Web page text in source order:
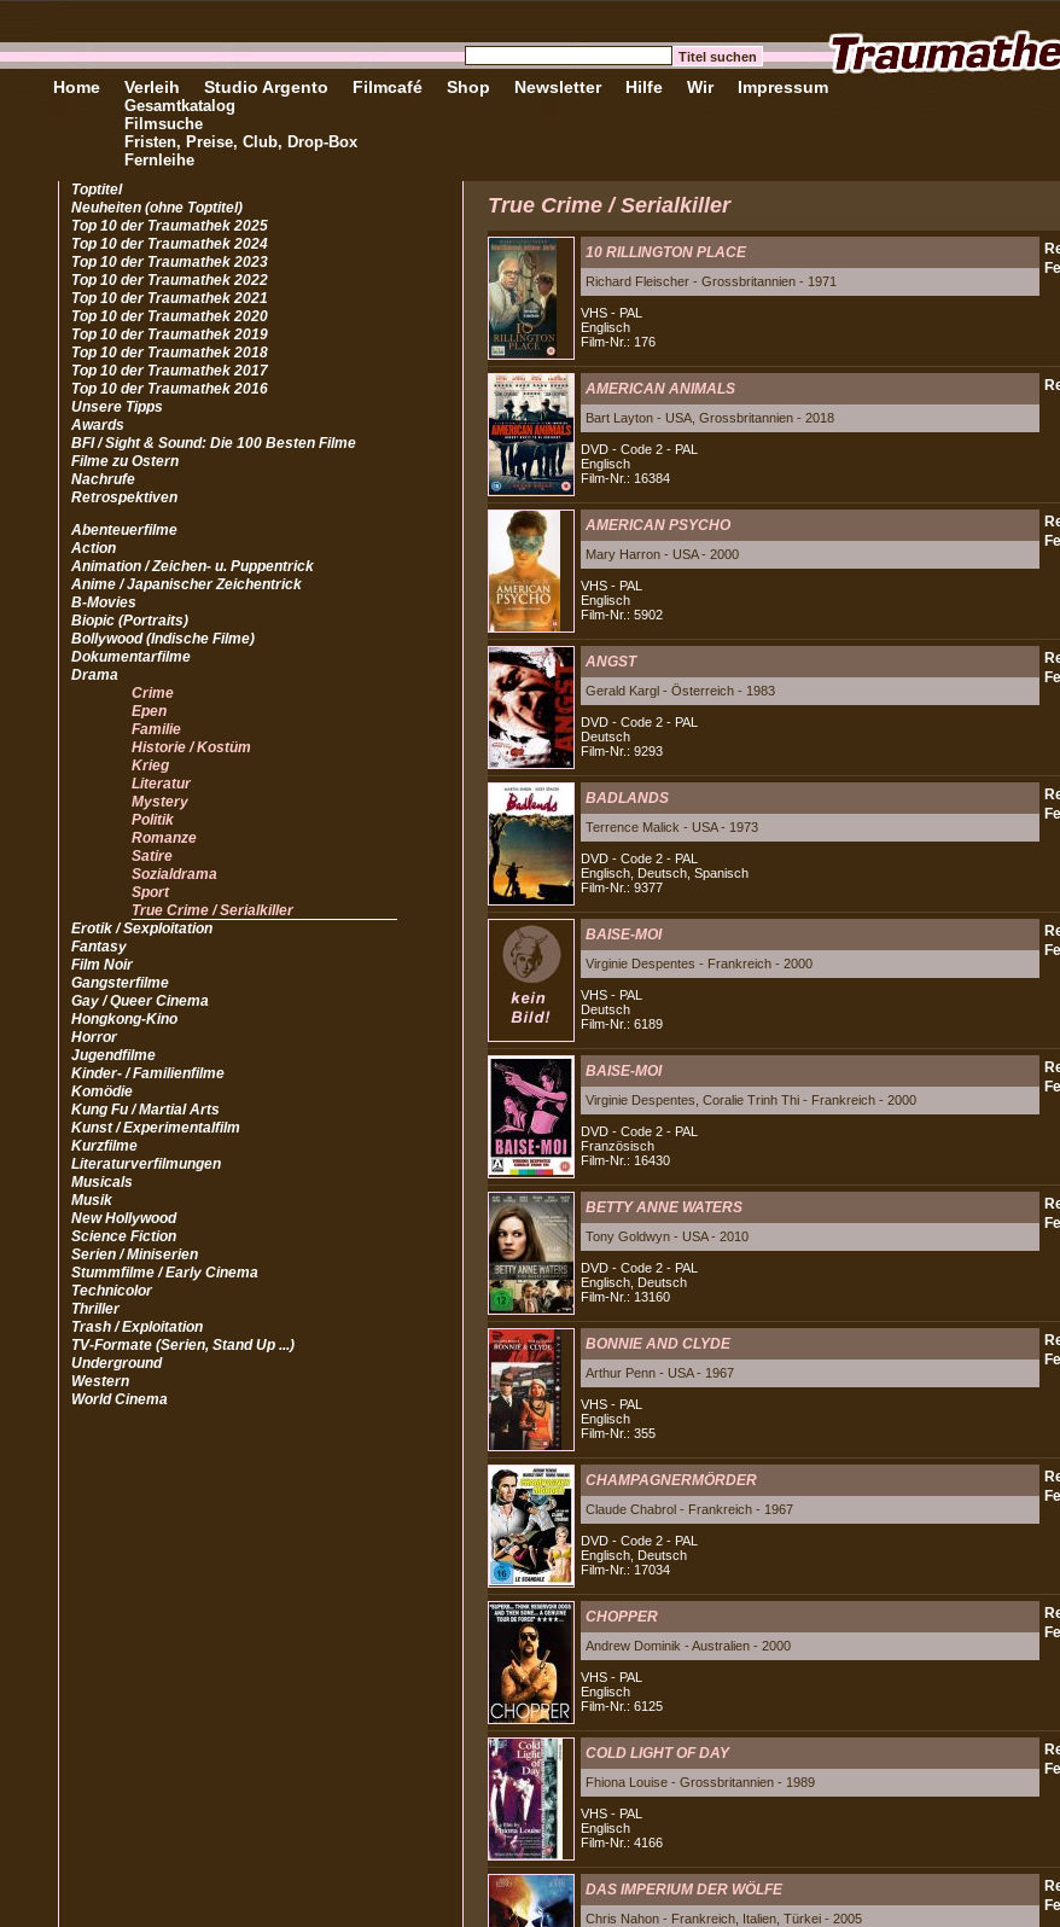
Home Verleih
Gesamtkatalog
Filmsuche
Fristen, Preise, Club, Drop-Box
Fernleihe
Studio Argento Filmcafé Shop Newsletter Hilfe Wir Impressum
Toptitel
Neuheiten (ohne Toptitel)
Top 10 der Traumathek 2025
Top 10 der Traumathek 2024
Top 10 der Traumathek 2023
Top 10 der Traumathek 2022
Top 10 der Traumathek 2021
Top 10 der Traumathek 2020
Top 10 der Traumathek 2019
Top 10 der Traumathek 2018
Top 10 der Traumathek 2017
Top 10 der Traumathek 2016
Unsere Tipps
Awards
BFI / Sight & Sound: Die 100 Besten Filme
Filme zu Ostern
Nachrufe
Retrospektiven
Abenteuerfilme
Action
Animation / Zeichen- u. Puppentrick
Anime / Japanischer Zeichentrick
B-Movies
Biopic (Portraits)
Bollywood (Indische Filme)
Dokumentarfilme
Drama
Crime
Epen
Familie
Historie / Kostüm
Krieg
Literatur
Mystery
Politik
Romanze
Satire
Sozialdrama
Sport
True Crime / Serialkiller
Erotik / Sexploitation
Fantasy
Film Noir
Gangsterfilme
Gay / Queer Cinema
Hongkong-Kino
Horror
Jugendfilme
Kinder- / Familienfilme
Komödie
Kung Fu / Martial Arts
Kunst / Experimentalfilm
Kurzfilme
Literaturverfilmungen
Musicals
Musik
New Hollywood
Science Fiction
Serien / Miniserien
Stummfilme / Early Cinema
Technicolor
Thriller
Trash / Exploitation
TV-Formate (Serien, Stand Up ...)
Underground
Western
World Cinema
True Crime / Serialkiller
10 RILLINGTON PLACE
Richard Fleischer - Grossbritannien - 1971
VHS - PAL
Englisch
Film-Nr.: 176
AMERICAN ANIMALS
Bart Layton - USA, Grossbritannien - 2018
DVD - Code 2 - PAL
Englisch
Film-Nr.: 16384
AMERICAN PSYCHO
Mary Harron - USA - 2000
VHS - PAL
Englisch
Film-Nr.: 5902
ANGST
Gerald Kargl - Österreich - 1983
DVD - Code 2 - PAL
Deutsch
Film-Nr.: 9293
BADLANDS
Terrence Malick - USA - 1973
DVD - Code 2 - PAL
Englisch, Deutsch, Spanisch
Film-Nr.: 9377
BAISE-MOI
Virginie Despentes - Frankreich - 2000
VHS - PAL
Deutsch
Film-Nr.: 6189
BAISE-MOI
Virginie Despentes, Coralie Trinh Thi - Frankreich - 2000
DVD - Code 2 - PAL
Französisch
Film-Nr.: 16430
BETTY ANNE WATERS
Tony Goldwyn - USA - 2010
DVD - Code 2 - PAL
Englisch, Deutsch
Film-Nr.: 13160
BONNIE AND CLYDE
Arthur Penn - USA - 1967
VHS - PAL
Englisch
Film-Nr.: 355
CHAMPAGNERMÖRDER
Claude Chabrol - Frankreich - 1967
DVD - Code 2 - PAL
Englisch, Deutsch
Film-Nr.: 17034
CHOPPER
Andrew Dominik - Australien - 2000
VHS - PAL
Englisch
Film-Nr.: 6125
COLD LIGHT OF DAY
Fhiona Louise - Grossbritannien - 1989
VHS - PAL
Englisch
Film-Nr.: 4166
DAS IMPERIUM DER WÖLFE
Chris Nahon - Frankreich, Italien, Türkei - 2005